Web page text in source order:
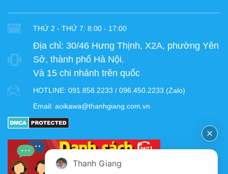
THỨ 2 - THỨ 7: 8:00 - 17:00
Địa chỉ: 30/46 Hưng Thịnh, X2A, phường Yên
Sở, thành phố Hà Nội.
Và 15 chi nhánh trên quốc
HOTLINE: 091.858.2233 / 096.450.2233 (Zalo)
Email: aoikawa@thanhgiang.com.vn
Thanh Giang